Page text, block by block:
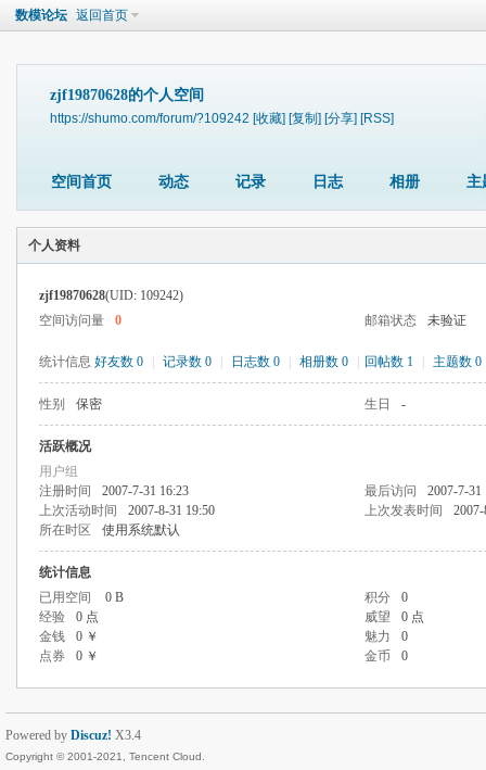
数模论坛 返回首页
zjf19870628的个人空间
https://shumo.com/forum/?109242 [收藏] [复制] [分享] [RSS]
空间首页 动态 记录 日志 相册 主
个人资料
zjf19870628(UID: 109242)
空间访问量
0 邮箱状态 未验证
统计信息 好友数 0 记录数 0 日志数 0 相册数 0 回帖数 1 主题数 0
性别 保密 生日 -
活跃概况
用户组
注册时间
2007-7-31 16:23 最后访问
2007-7-31
上次活动时间
2007-8-31 19:50 上次发表时间
所在时区
使用系统默认
统计信息
已用空间
0 B 积分
0
经验
0 点 威望
0 点
金钱
0 ￥ 魅力
0
点券
0 ￥ 金币 0
Powered by Discuz! X3.4
Copyright © 2001-2021, Tencent Cloud.